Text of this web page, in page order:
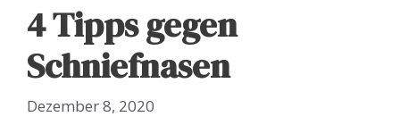
4 Tipps gegen
Schniefnasen
Dezember 8, 2020